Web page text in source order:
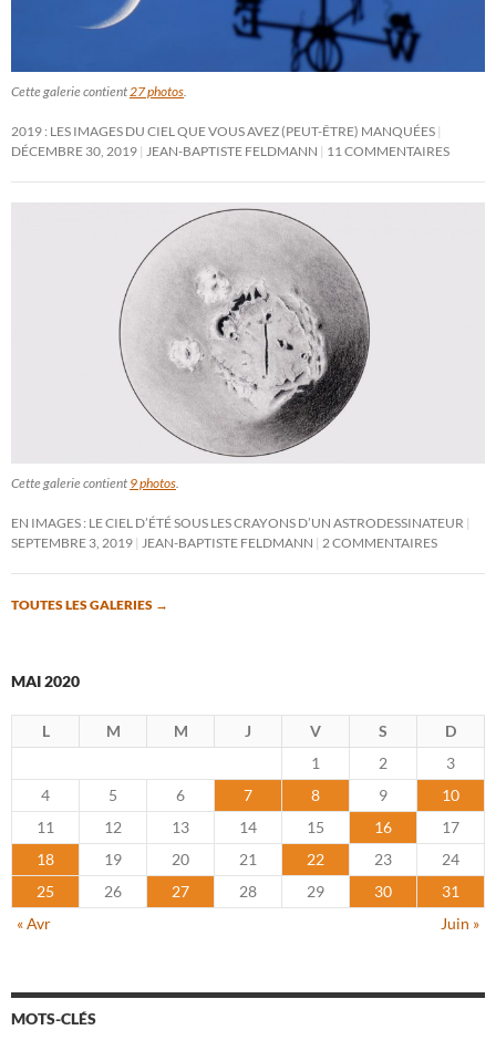
Cette galerie contient 27 photos
2019 : LES IMAGES DU CIEL QUE VOUS AVEZ (PEUT-ÊTRE) MANQUÉES
DÉCEMBRE 30, 2019
JEAN-BAPTISTE FELDMANN 11 COMMENTAIRES
Cette galerie contient 9 photos.
EN IMAGES : LE CIEL D’ÉTÉ SOUS LES CRAYONS D’UN ASTRODESSINATEUR
SEPTEMBRE 3, 2019 JEAN-BAPTISTE FELDMANN 2 COMMENTAIRES
TOUTES LES GALERIES →
MAI 2020
L M M J V S
D
1
2
3
4
5 6 7 8 9
10
11
12 13 14 15 16
17
18
19 20 21 22 23
24
25
26 27 28 29 30
31
« Avr
Juin »
MOTS-CLÉS